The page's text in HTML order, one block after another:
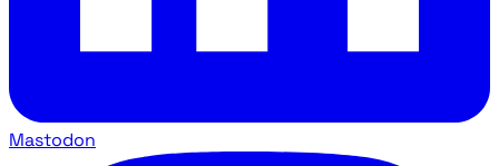
Mastodon